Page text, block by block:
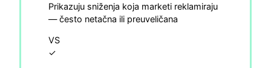
Prikazuju sniženja koja marketi reklamiraju
— često netačna ili preuveličana
VS
✓